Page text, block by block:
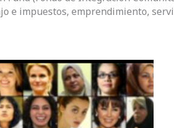
e impuestos, emprendimiento,